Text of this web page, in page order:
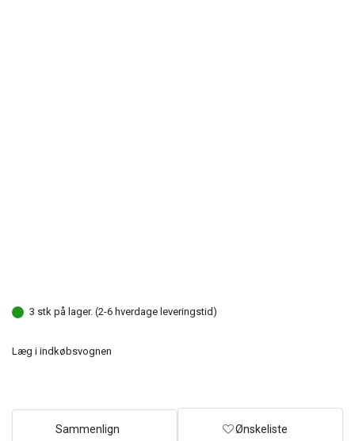
3 stk på lager. (2-6 hverdage leveringstid)
Læg i indkøbsvognen
Sammenlign Ønskeliste